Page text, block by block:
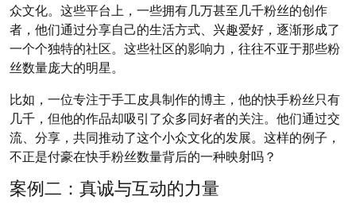
众文化。这些平台上，一些拥有几万甚至几千粉丝的创作
者，他们通过分享自己的生活方式、兴趣爱好，逐渐形成了
一个个独特的社区。这些社区的影响力，往往不亚于那些粉
丝数量庞大的明星。
比如，一位专注于手工皮具制作的博主，他的快手粉丝只有
几千，但他的作品却吸引了众多同好者的关注。他们通过交
流、分享，共同推动了这个小众文化的发展。这样的例子，
不正是付豪在快手粉丝数量背后的一种映射吗？
案例二：真诚与互动的力量